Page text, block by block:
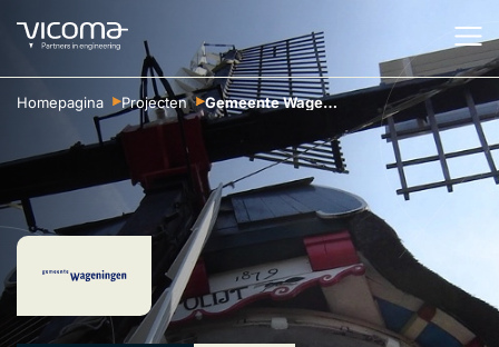
Homepagina Projecten Gemeente Wageningen: Technisch beheer van gemeentelijk vastgoed